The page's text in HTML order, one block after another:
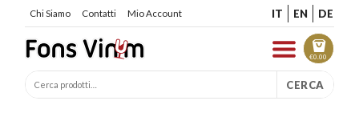
Chi Siamo Contatti Mio Account IT EN DE
€0.00
CERCA